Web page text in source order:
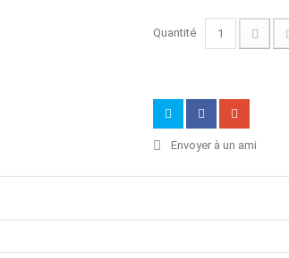
Quantité
Envoyer à un ami